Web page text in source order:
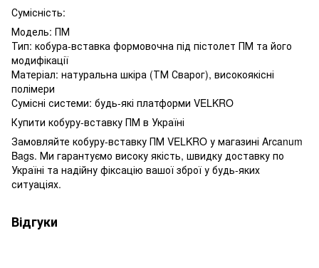
Сумісність:
Модель: ПМ
Тип: кобура-вставка формовочна під пістолет ПМ та його
модифікації
Матеріал: натуральна шкіра (ТМ Сварог), високоякісні
полімери
Сумісні системи: будь-які платформи VELKRO
Купити кобуру-вставку ПМ в Україні
Замовляйте кобуру-вставку ПМ VELKRO у магазині Arcanum
Bags. Ми гарантуємо високу якість, швидку доставку по
Україні та надійну фіксацію вашої зброї у будь-яких
ситуаціях.
Відгуки